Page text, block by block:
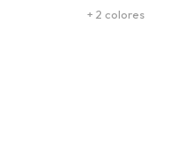
+ 2 colores